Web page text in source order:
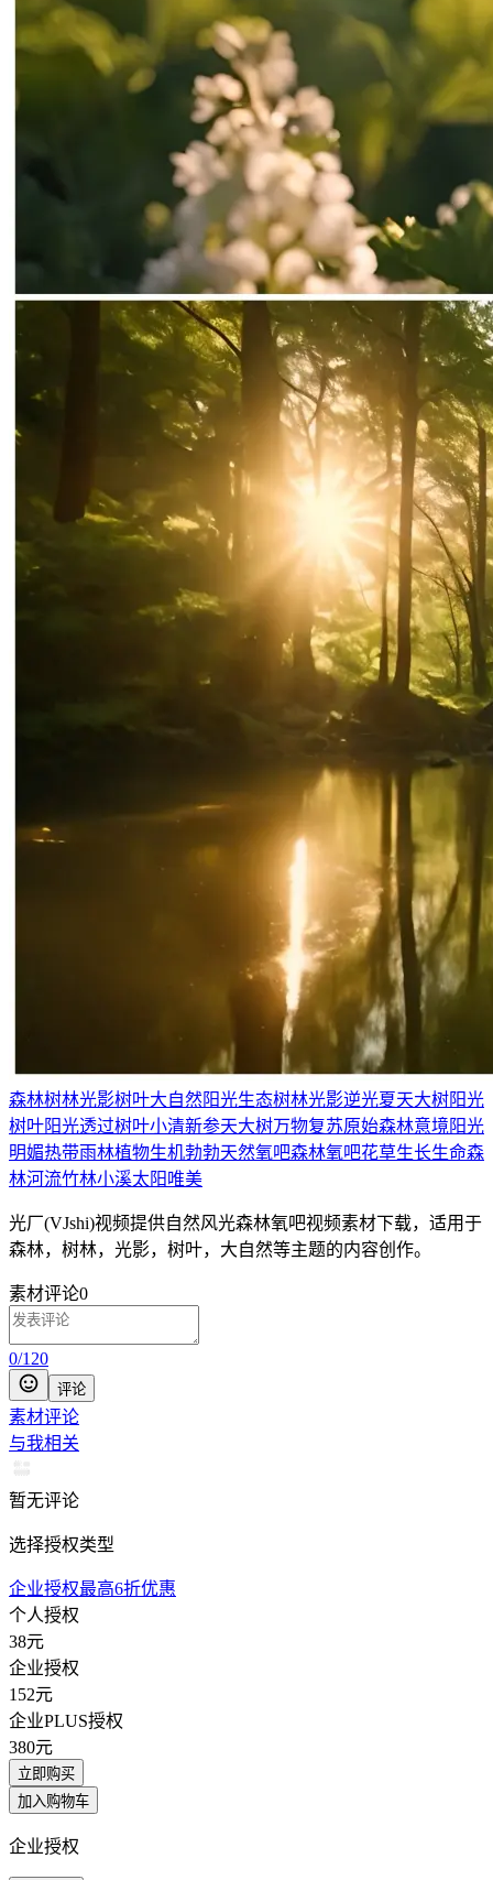
森林树林光影树叶大自然阳光生态树林光影逆光夏天大树阳光
树叶阳光透过树叶小清新参天大树万物复苏原始森林意境阳光
明媚热带雨林植物生机勃勃天然氧吧森林氧吧花草生长生命森
林河流竹林小溪太阳唯美
光厂(VJshi)视频提供自然风光森林氧吧视频素材 下载，适用于
森林，树林，光影，树叶，大自然等主题的内容创作。
素材评论0
0/120
评论
素材评论
与我相关
暂无评论
选择授权类型
企业授权最高6折优惠
个人授权
38元
企业授权
152元
企业PLUS授权
380元
立即购买
加入购物车
企业授权